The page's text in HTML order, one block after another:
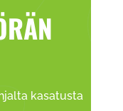
kasatusta